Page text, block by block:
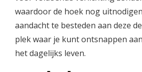
waardoor de hoek nog
aandacht te besteden aan deze
plek waar je kunt ontsnappen
het dagelijks leven.